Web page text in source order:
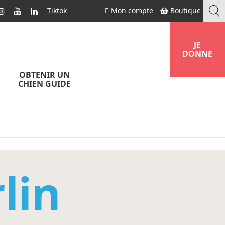
Tiktok Mon compte Boutique
OBTENIR UN
CHIEN GUIDE
JE
DONNE